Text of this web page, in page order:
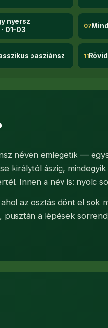
nyersz
01–03
07
pasziánsz 11
néven emlegetik —
királytól ászig,
Innen a név is: nyolc
az osztás dönt el sok
a lépések